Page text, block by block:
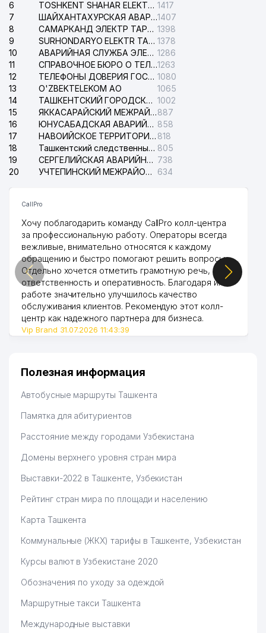
6 TOSHKENT SHAHAR ELEKTR TARMOQLARI KORXONASI АО 1417
7
ШАЙХАНТАХУРСКАЯ АВАРИЙНАЯ СЛУЖБА ЭЛЕКТРОСЕТИ1407
8
САМАРКАНД ЭЛЕКТР ТАРМОКЛАРИ АО 1398
9
SURHONDARYO ELEKTR TARMOKLARI АО 1378
10
АВАРИЙНАЯ СЛУЖБА ЭЛЕКТРОСЕТИ ТАШКЕНТСКОГО РАЙОНА 1286
11
СПРАВОЧНОЕ БЮРО О ТЕЛЕФОНАХ ОРГАНИЗАЦИЙ г. ТАШКЕНТА1263
12
ТЕЛЕФОНЫ ДОВЕРИЯ ГОСУДАРСТВЕННОГО ЦЕНТРА ТЕСТИРОВАНИЯ 1080
13
O'ZBEKTELEKOM АО
1065
14
ТАШКЕНТСКИЙ ГОРОДСКОЙ СУД ПО ГРАЖДАНСКИМ ДЕЛАМ 1002
15
ЯККАСАРАЙСКИЙ МЕЖРАЙОННЫЙ СУД ПО ГРАЖДАНСКИМ ДЕЛАМ887
16
ЮНУСАБАДСКАЯ АВАРИЙНАЯ СЛУЖБА ЭЛЕКТРОСЕТИ 858
17
НАВОИЙСКОЕ ТЕРРИТОРИАЛЬНОЕ ПРЕДПРИЯТИЕ ЭЛЕКТРОСЕТИ АО 818
18
Ташкентский следственный изолятор 805
19
СЕРГЕЛИЙСКАЯ АВАРИЙНАЯ СЛУЖБА ЭЛЕКТРОСЕТИ 738
20
УЧТЕПИНСКИЙ МЕЖРАЙОННЫЙ СУД ПО ГРАЖДАНСКИМ ДЕЛАМ 634
CallPro
Хочу поблагодарить команду CallPro колл-центра
за профессиональную работу. Операторы всегда
вежливые, внимательно относятся к каждому
обращению и быстро помогают решить вопросы.
Отдельно хочется отметить грамотную речь,
ответственность и оперативность. Благодаря их
работе значительно улучшилось качество
обслуживания клиентов. Рекомендую этот колл-
центр как надежного партнера для бизнеса.
Vip Brand 31.07.2026 11:43:39
Полезная информация
Автобусные маршруты Ташкента
Памятка для абитуриентов
Расстояние между городами Узбекистана
Домены верхнего уровня стран мира
Выставки-2022 в Ташкенте, Узбекистан
Рейтинг стран мира по площади и населению
Карта Ташкента
Коммунальные (ЖКХ) тарифы в Ташкенте, Узбекистан
Курсы валют в Узбекистане 2020
Обозначения по уходу за одеждой
Маршрутные такси Ташкента
Международные выставки